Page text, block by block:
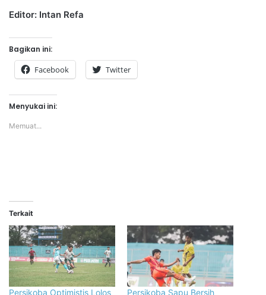
Editor: Intan Refa
Bagikan ini:
Facebook Twitter
Menyukai ini:
Memuat...
Terkait
Persikoba Optimistis Lolos Persikoba Sapu Bersih